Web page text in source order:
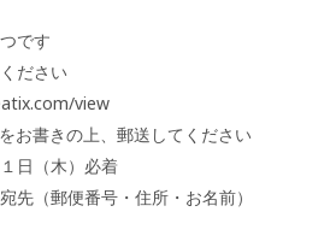
です
ださい
view
書きの上、郵送してください
（木）必着
郵便番号・住所・お名前）